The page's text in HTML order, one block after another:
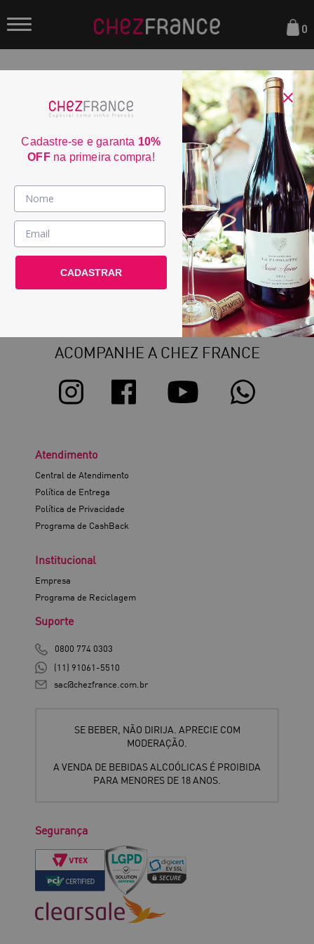
Vinhos >
País / Região >
Le Club >
0
Sua busca não encontrou nenhum resultado.
Parcele em até 6x sem juros
consulte condiçoes
Frete Grátis acima de R$350
consulte condiçoes
3% de desconto no boleto
consulte condiçoes
Entrega em até 4 dias úteis
consulte condiçoes
ACOMPANHE A CHEZ FRANCE
Atendimento
Central de Atendimento
Política de Entrega
Política de Privacidade
Programa de CashBack
Institucional
Empresa
Programa de Reciclagem
Suporte
0800 774 0303
(11) 91061-5510
sac@chezfrance.com.br
SE BEBER, NÃO DIRIJA. APRECIE COM
MODERAÇÃO.
A VENDA DE BEBIDAS ALCOÓLICAS É PROIBIDA
PARA MENORES DE 18 ANOS.
Segurança
Cadastre-se e garanta 10%
OFFna primeira compra!
CADASTRAR